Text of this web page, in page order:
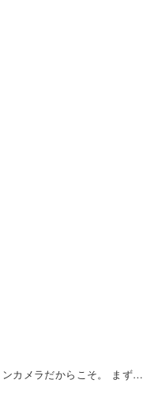
カメラだからこそ。 まず…